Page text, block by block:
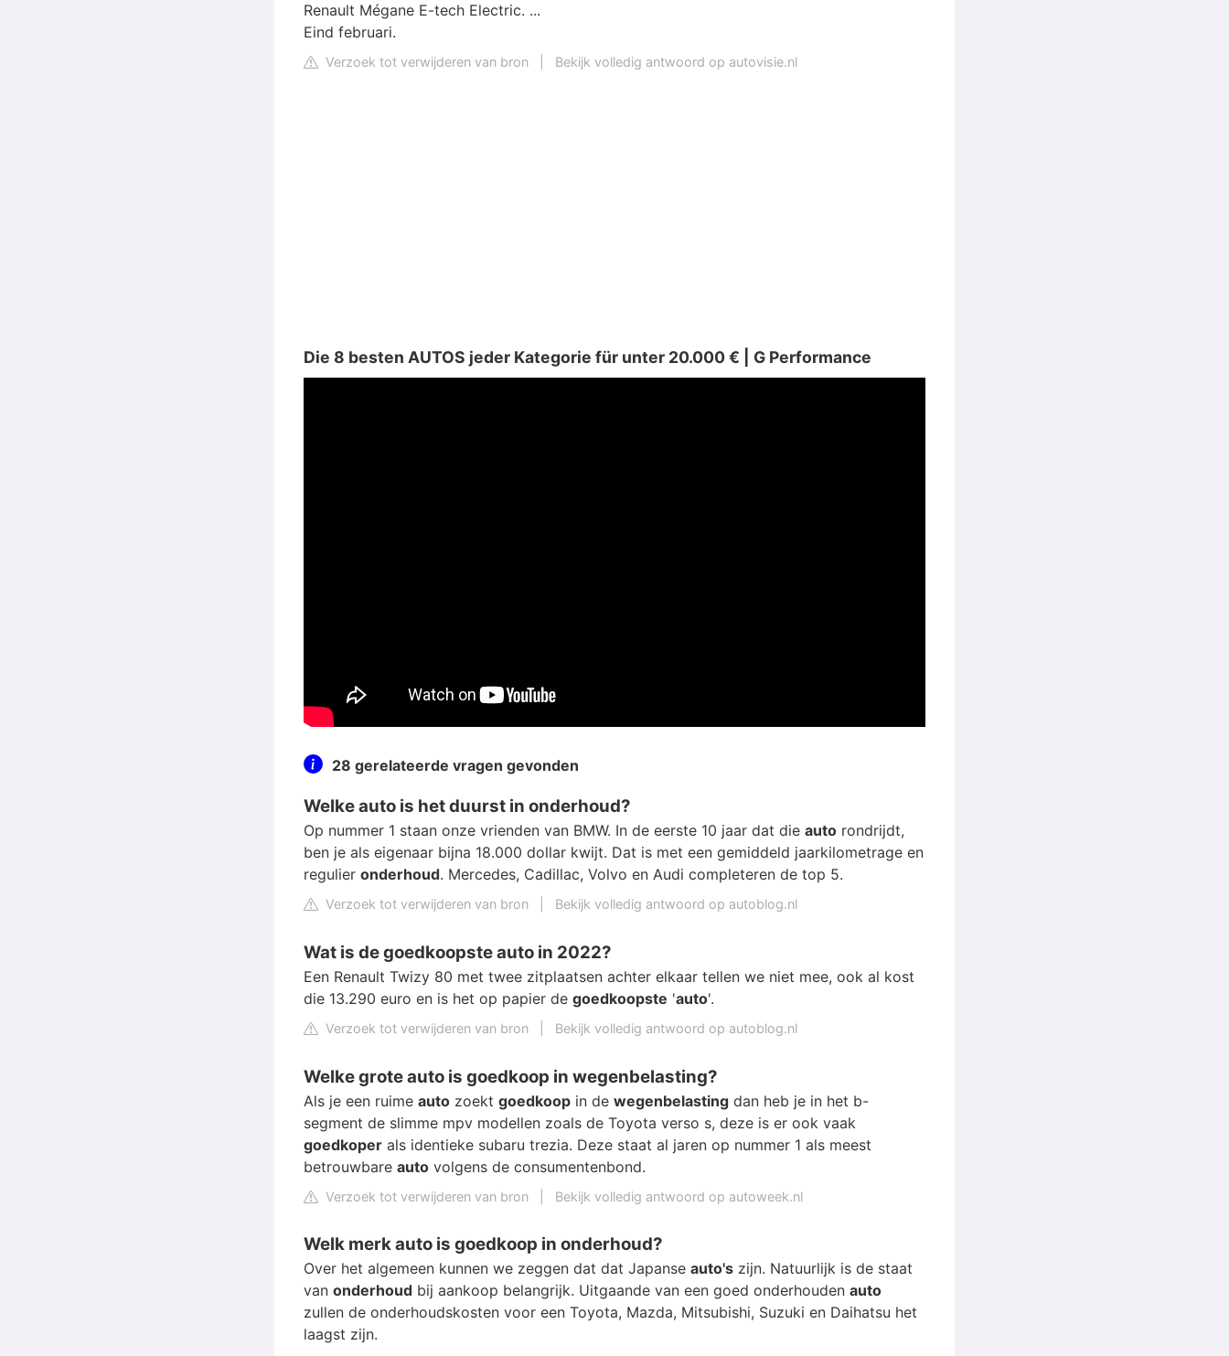
Renault Mégane E-tech Electric. ...
Eind februari.
Verzoek tot verwijderen van bron Bekijk volledig antwoord op autovisie.nl
Die 8 besten AUTOS jeder Kategorie für unter 20.000 € | G Performance
28 gerelateerde vragen gevonden
Welke auto is het duurst in onderhoud?
Op nummer 1 staan onze vrienden van BMW. In de eerste 10 jaar dat die auto rondrijdt,
ben je als eigenaar bijna 18.000 dollar kwijt. Dat is met een gemiddeld jaarkilometrage en
regulier onderhoud. Mercedes, Cadillac, Volvo en Audi completeren de top 5.
Verzoek tot verwijderen van bron Bekijk volledig antwoord op autoblog.nl
Wat is de goedkoopste auto in 2022?
Een Renault Twizy 80 met twee zitplaatsen achter elkaar tellen we niet mee, ook al kost
die 13.290 euro en is het op papier de goedkoopste 'auto'.
Verzoek tot verwijderen van bron Bekijk volledig antwoord op autoblog.nl
Welke grote auto is goedkoop in wegenbelasting?
Als je een ruime auto zoekt goedkoop in de wegenbelasting dan heb je in het b-
segment de slimme mpv modellen zoals de Toyota verso s, deze is er ook vaak
goedkoper als identieke subaru trezia. Deze staat al jaren op nummer 1 als meest
betrouwbare auto volgens de consumentenbond.
Verzoek tot verwijderen van bron Bekijk volledig antwoord op autoweek.nl
Welk merk auto is goedkoop in onderhoud?
Over het algemeen kunnen we zeggen dat dat Japanse auto's zijn. Natuurlijk is de staat
van onderhoud bij aankoop belangrijk. Uitgaande van een goed onderhouden auto
zullen de onderhoudskosten voor een Toyota, Mazda, Mitsubishi, Suzuki en Daihatsu het
laagst zijn.